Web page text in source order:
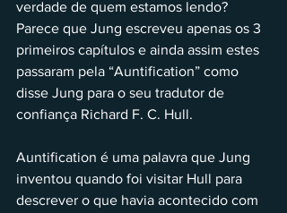
verdade de quem estamos lendo?
Parece que Jung escreveu apenas os 3
primeiros capítulos e ainda assim estes
passaram pela “Auntification” como
disse Jung para o seu tradutor de
confiança Richard F. C. Hull.
Auntification é uma palavra que Jung
inventou quando foi visitar Hull para
descrever o que havia acontecido com